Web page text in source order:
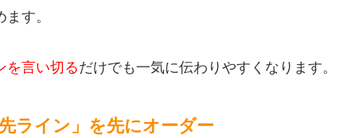
す。
を言い切るだけでも一気に伝わりやすくなります。
ライン」を先にオーダー